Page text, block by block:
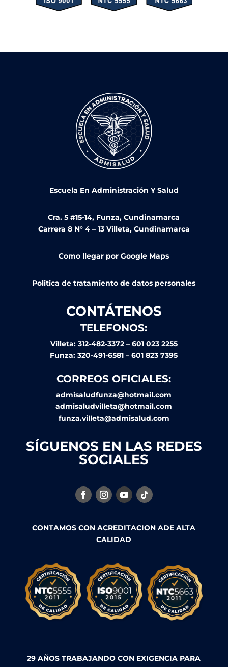
Escuela En Administración Y Salud
Cra. 5 #15-14, Funza, Cundinamarca
Carrera 8 N° 4 – 13 Villeta, Cundinamarca
Como llegar por Google Maps
Politica de tratamiento de datos personales
CONTÁTENOS
TELEFONOS:
Villeta: 312-482-3372 – 601 023 2255
Funza: 320-491-6581 – 601 823 7395
CORREOS OFICIALES:
admisaludfunza@hotmail.com
admisaludvilleta@hotmail.com
funza.villeta@admisalud.com
SÍGUENOS EN LAS REDES
SOCIALES
CONTAMOS CON ACREDITACION ADE ALTA
CALIDAD
29 AÑOS TRABAJANDO CON EXIGENCIA PARA